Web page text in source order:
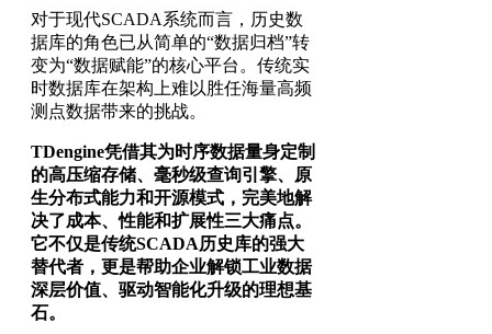
对于现代SCADA系统而言，历史数
据库的角色已从简单的“数据归档”转
变为“数据赋能”的核心平台。传统实
时数据库在架构上难以胜任海量高频
测点数据带来的挑战。
TDengine凭借其为时序数据量身定制
的高压缩存储、毫秒级查询引擎、原
生分布式能力和开源模式，完美地解
决了成本、性能和扩展性三大痛点。
它不仅是传统SCADA历史库的强大
替代者，更是帮助企业解锁工业数据
深层价值、驱动智能化升级的理想基
石。